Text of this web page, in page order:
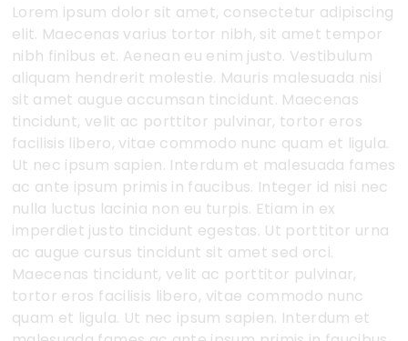
Lorem ipsum dolor sit amet, consectetur adipiscing
elit. Maecenas varius tortor nibh, sit amet tempor
nibh finibus et. Aenean eu enim justo. Vestibulum
aliquam hendrerit molestie. Mauris malesuada nisi
sit amet augue accumsan tincidunt. Maecenas
tincidunt, velit ac porttitor pulvinar, tortor eros
facilisis libero, vitae commodo nunc quam et ligula.
Ut nec ipsum sapien. Interdum et malesuada fames
ac ante ipsum primis in faucibus. Integer id nisi nec
nulla luctus lacinia non eu turpis. Etiam in ex
imperdiet justo tincidunt egestas. Ut porttitor urna
ac augue cursus tincidunt sit amet sed orci.
Maecenas tincidunt, velit ac porttitor pulvinar,
tortor eros facilisis libero, vitae commodo nunc
quam et ligula. Ut nec ipsum sapien. Interdum et